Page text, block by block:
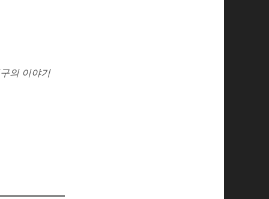
의 이야기